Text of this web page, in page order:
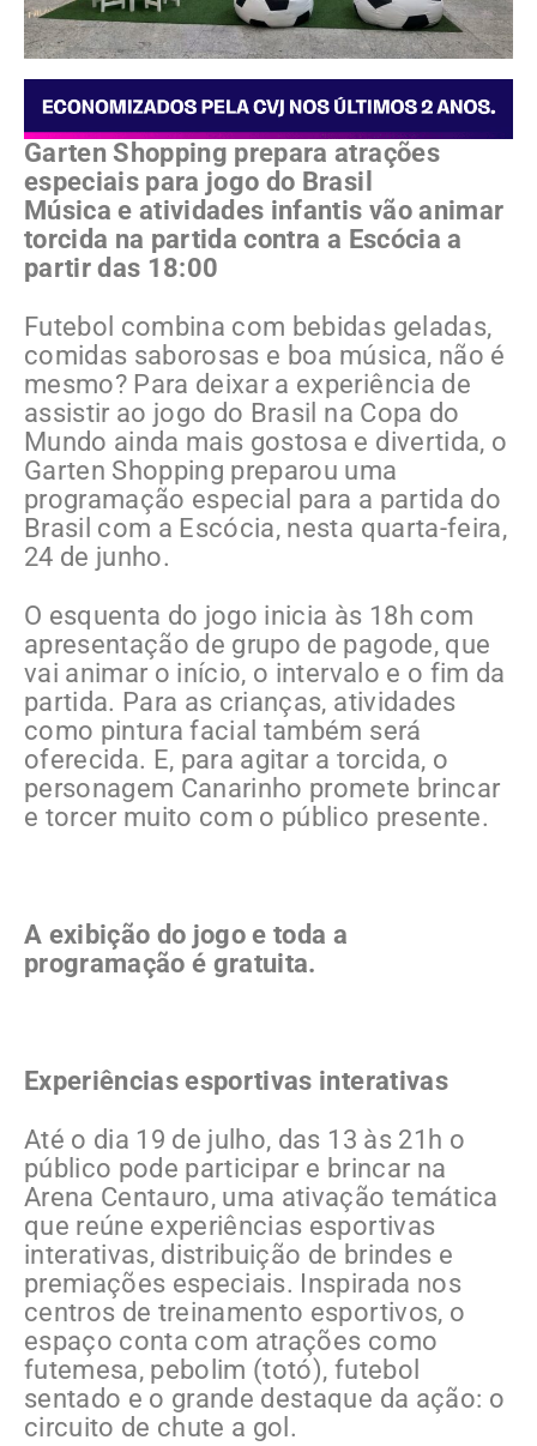
Garten Shopping prepara atrações
especiais para jogo do Brasil
Música e atividades infantis vão animar
torcida na partida contra a Escócia a
partir das 18:00
Futebol combina com bebidas geladas,
comidas saborosas e boa música, não é
mesmo? Para deixar a experiência de
assistir ao jogo do Brasil na Copa do
Mundo ainda mais gostosa e divertida, o
Garten Shopping preparou uma
programação especial para a partida do
Brasil com a Escócia, nesta quarta-feira,
24 de junho.
O esquenta do jogo inicia às 18h com
apresentação de grupo de pagode, que
vai animar o início, o intervalo e o fim da
partida. Para as crianças, atividades
como pintura facial também será
oferecida. E, para agitar a torcida, o
personagem Canarinho promete brincar
e torcer muito com o público presente.
A exibição do jogo e toda a
programação é gratuita.
Experiências esportivas interativas
Até o dia 19 de julho, das 13 às 21h o
público pode participar e brincar na
Arena Centauro, uma ativação temática
que reúne experiências esportivas
interativas, distribuição de brindes e
premiações especiais. Inspirada nos
centros de treinamento esportivos, o
espaço conta com atrações como
futemesa, pebolim (totó), futebol
sentado e o grande destaque da ação: o
circuito de chute a gol.